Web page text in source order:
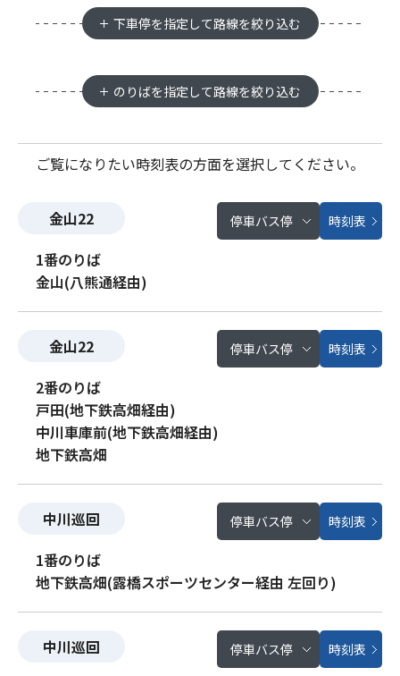
下車停を指定して路線を絞り込む
のりばを指定して路線を絞り込む
ご覧になりたい時刻表の方面を選択してください。
金山22
1番のりば
金山(八熊通経由)
時刻表
停車バス停
金山22
2番のりば
戸田(地下鉄高畑経由)
中川車庫前(地下鉄高畑経由)
地下鉄高畑
時刻表
停車バス停
中川巡回
1番のりば
地下鉄高畑(露橋スポーツセンター経由 左回り)
時刻表
停車バス停
中川巡回
時刻表
停車バス停